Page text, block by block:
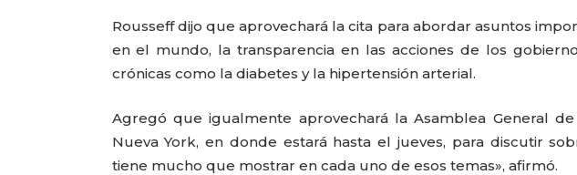
Rousseff dijo que aprovechará la cita para abordar asuntos
en el mundo, la transparencia en las acciones de los
crónicas como la diabetes y la hipertensión arterial.
Agregó que igualmente aprovechará la Asamblea General
Nueva York, en donde estará hasta el jueves, para discutir
tiene mucho que mostrar en cada uno de esos temas», afirmó.